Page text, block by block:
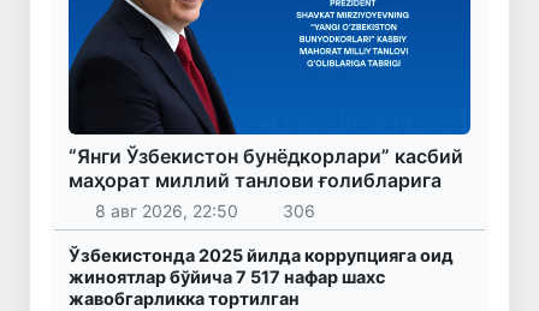
“Янги Ўзбекистон бунёдкорлари” касбий
маҳорат миллий танлови ғолибларига
8 авг 2026, 22:50 306
Ўзбекистонда 2025 йилда коррупцияга оид
жиноятлар бўйича 7 517 нафар шахс
жавобгарликка тортилган